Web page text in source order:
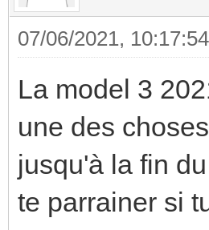
07/06/2021, 10:17:54
La model 3
une des
jusqu'à la fin
te parrainer si